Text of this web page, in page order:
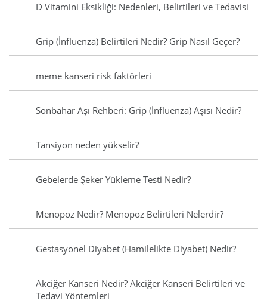
D Vitamini Eksikliği: Nedenleri, Belirtileri ve Tedavisi
Grip (İnfluenza) Belirtileri Nedir? Grip Nasıl Geçer?
meme kanseri risk faktörleri
Sonbahar Aşı Rehberi: Grip (İnfluenza) Aşısı Nedir?
Tansiyon neden yükselir?
Gebelerde Şeker Yükleme Testi Nedir?
Menopoz Nedir? Menopoz Belirtileri Nelerdir?
Gestasyonel Diyabet (Hamilelikte Diyabet) Nedir?
Akciğer Kanseri Nedir? Akciğer Kanseri Belirtileri ve
Tedavi Yöntemleri